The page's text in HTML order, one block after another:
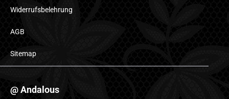
Widerrufsbelehrung
AGB
Sitemap
@ Andalous